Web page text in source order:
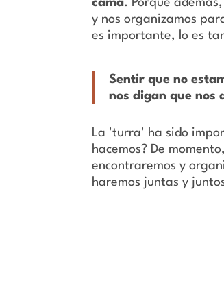
cama. Porque
y nos organizamos
es importante, lo es
Sentir que no
nos digan que nos
La 'turra' ha sido
hacemos? De
encontraremos y
haremos juntas y